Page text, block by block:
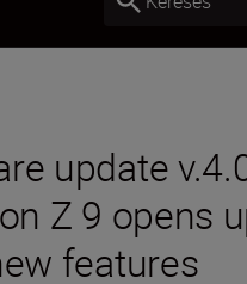
update
Z 9 opens
features